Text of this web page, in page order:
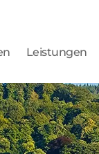
Leistungen